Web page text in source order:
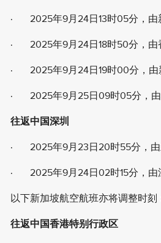
· 2025年9月24日13时05分，由
· 2025年9月24日18时50分，由
· 2025年9月24日19时00分，由
· 2025年9月25日09时05分，由
往返中国深圳
· 2025年9月23日20时55分，由
· 2025年9月24日02时15分，由
以下新加坡航空航班亦将调整时刻
往返中国香港特别行政区